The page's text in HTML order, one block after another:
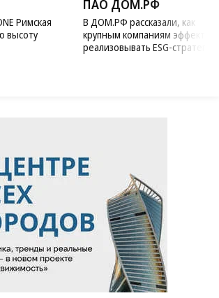
Римская
высоту
ПАО ДОМ.РФ
В ДОМ.РФ рассказали, как
крупным компаниям
реализовывать ESG-стратегию